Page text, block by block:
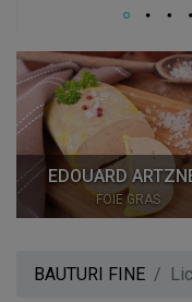
EDOUARD
FOIE GRAS
BAUTURI FINE